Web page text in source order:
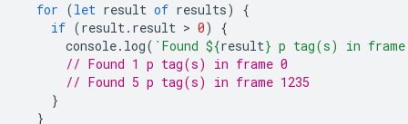
for (let result of results)
{
if (result. result > 0)
{
console. log( `Found ${result} p tag(s) in
// Found 1 p tag(s) in frame 0
// Found 5 p tag(s) in frame 1235
}
}